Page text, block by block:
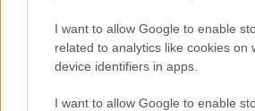
I want to allow Google to enable
related to analytics like cookies on
device identifiers in apps.
I want to allow Google to enable